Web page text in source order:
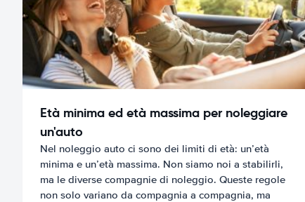
Età minima ed età massima per noleggiare
un'auto
Nel noleggio auto ci sono dei limiti di età: un’età
minima e un’età massima. Non siamo noi a stabilirli,
ma le diverse compagnie di noleggio. Queste regole
non solo variano da compagnia a compagnia, ma